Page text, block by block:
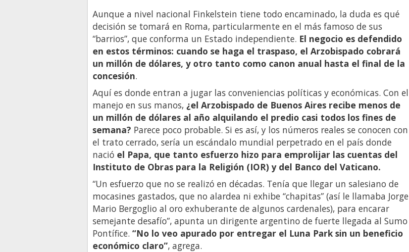
Aunque a nivel nacional Finkelstein tiene todo encaminado, la duda es qué
decisión se tomará en Roma, particularmente en el más famoso de sus
“barrios”, que conforma un Estado independiente. El negocio es defendido
en estos términos: cuando se haga el traspaso, el Arzobispado cobrará
un millón de dólares, y otro tanto como canon anual hasta el final de la
concesión.
Aquí es donde entran a jugar las conveniencias políticas y económicas. Con el
manejo en sus manos, ¿el Arzobispado de Buenos Aires recibe menos de
un millón de dólares al año alquilando el predio casi todos los fines de
semana? Parece poco probable. Si es así, y los números reales se conocen con
el trato cerrado, sería un escándalo mundial perpetrado en el país donde
nació el Papa, que tanto esfuerzo hizo para emprolijar las cuentas del
Instituto de Obras para la Religión (IOR) y del Banco del Vaticano.
“Un esfuerzo que no se realizó en décadas. Tenía que llegar un salesiano de
mocasines gastados, que no alardea ni exhibe “chapitas” (así le llamaba Jorge
Mario Bergoglio al oro exhuberante de algunos cardenales), para encarar
semejante desafío”, apunta un dirigente argentino de fuerte llegada al Sumo
Pontífice. “No lo veo apurado por entregar el Luna Park sin un beneficio
económico claro”, agrega.